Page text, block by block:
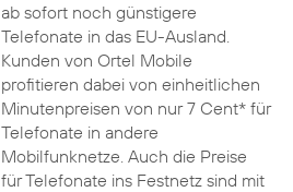
ab sofort noch günstigere
Telefonate in das EU-Ausland.
Kunden von Ortel Mobile
profitieren dabei von einheitlichen
Minutenpreisen von nur 7 Cent* für
Telefonate in andere
Mobilfunknetze. Auch die Preise
für Telefonate ins Festnetz sind mit